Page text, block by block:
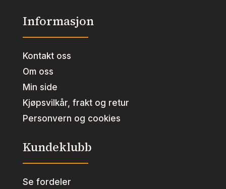
Informasjon
Kontakt oss
Om oss
Min side
Kjøpsvilkår, frakt og retur
Personvern og cookies
Kundeklubb
Se fordeler